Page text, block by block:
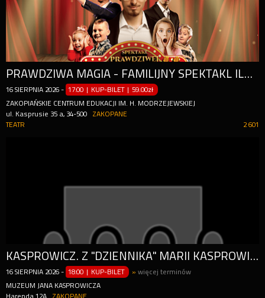
PRAWDZIWA MAGIA - FAMILIJNY SPEKTAKL ILUZJI | PAWEŁ KWIECIEŃ - ILUZJONISTA | MAGICZNE WAKACJE
16 SIERPNIA 2026 - 17:00 | KUP-BILET | 59.00zł
ZAKOPIAŃSKIE CENTRUM EDUKACJI IM. H. MODRZEJEWSKIEJ
ul. Kasprusie 35 a, 34-500
ZAKOPANE
2 601
TEATR
KASPROWICZ. Z "DZIENNIKA" MARII KASPROWICZOWEJ
16 SIERPNIA 2026 - 18:00 | KUP-BILET »więcej terminów
MUZEUM JANA KASPROWICZA
Harenda 12A
ZAKOPANE